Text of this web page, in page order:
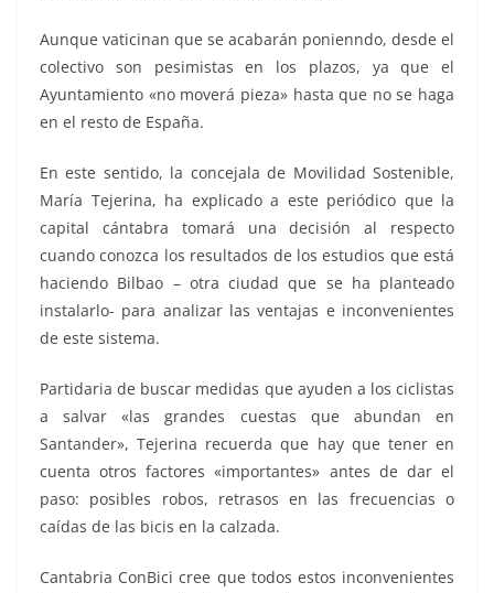
Aunque vaticinan que se acabarán ponienndo, desde el
colectivo son pesimistas en los plazos, ya que el
Ayuntamiento «no moverá pieza» hasta que no se haga
en el resto de España.
En este sentido, la concejala de Movilidad Sostenible,
María Tejerina, ha explicado a este periódico que la
capital cántabra tomará una decisión al respecto
cuando conozca los resultados de los estudios que está
haciendo Bilbao – otra ciudad que se ha planteado
instalarlo- para analizar las ventajas e inconvenientes
de este sistema.
Partidaria de buscar medidas que ayuden a los ciclistas
a salvar «las grandes cuestas que abundan en
Santander», Tejerina recuerda que hay que tener en
cuenta otros factores «importantes» antes de dar el
paso: posibles robos, retrasos en las frecuencias o
caídas de las bicis en la calzada.
Cantabria ConBici cree que todos estos inconvenientes